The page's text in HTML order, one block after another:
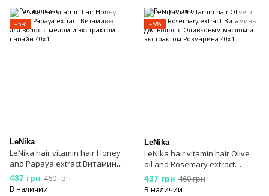
−5%
LeNika
LeNika hair vitamin hair Honey
and Papaya extract Витамины
для волос с медом и
экстрактом папайи 40х1
437 грн 460 грн
В наличии
−5%
LeNika
LeNika hair vitamin hair Olive
oil and Rosemary extract
Витамины для волос с
Оливковым маслом и
437 грн 460 грн
В наличии